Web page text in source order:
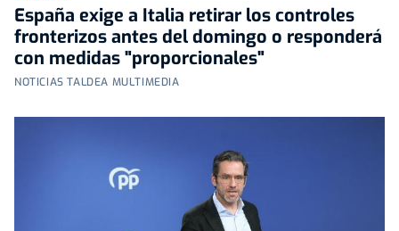
España exige a Italia retirar los controles
fronterizos antes del domingo o responderá
con medidas "proporcionales"
NOTICIAS TALDEA MULTIMEDIA